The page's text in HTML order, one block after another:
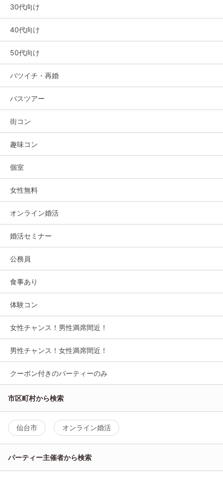
30代向け
40代向け
50代向け
バツイチ・再婚
バスツアー
街コン
趣味コン
個室
女性無料
オンライン婚活
婚活セミナー
公務員
食事あり
体験コン
女性チャンス！男性満席間近！
男性チャンス！女性満席間近！
クーポン付きのパーティーのみ
市区町村から検索
仙台市 オンライン婚活
パーティー主催者から検索